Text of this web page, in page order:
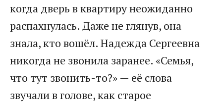
когда дверь в квартиру неожиданно
распахнулась. Даже не глянув, она
знала, кто вошёл. Надежда Сергеевна
никогда не звонила заранее. «Семья,
что тут звонить-то?» — её слова
звучали в голове, как старое